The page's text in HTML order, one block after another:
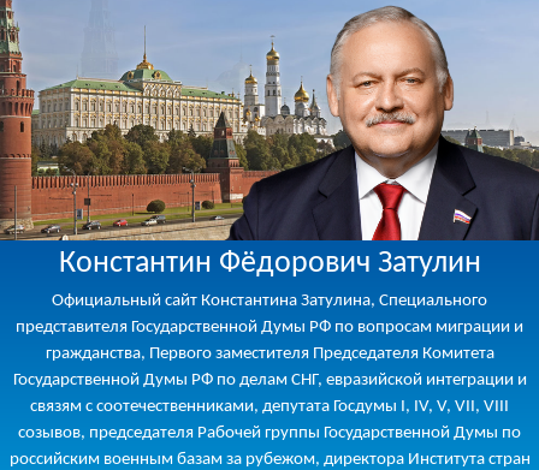
Константин Фёдорович Затулин
Официальный сайт Константина Затулина, Специального
представителя Государственной Думы РФ по вопросам миграции и
гражданства, Первого заместителя Председателя Комитета
Государственной Думы РФ по делам СНГ, евразийской интеграции и
связям с соотечественниками, депутата Госдумы I, IV, V, VII, VIII
созывов, председателя Рабочей группы Государственной Думы по
российским военным базам за рубежом, директора Института стран